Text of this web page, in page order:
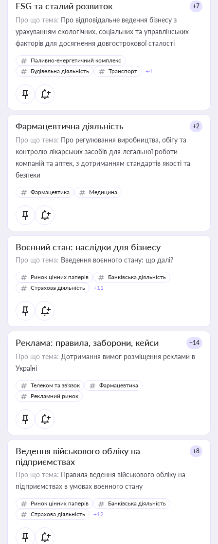
ESG та сталий розвиток +7
Про що тема: Про відповідальне ведення бізнесу з
урахуванням екологічних, соціальних та управлінських
факторів для досягнення довгострокової сталості
Паливно-енергетичний комплекс
Будівельна діяльність
Транспорт +4
Фармацевтична діяльність +2
Про що тема: Про регулювання виробництва, обігу та
контролю лікарських засобів для легальної роботи
компаній та аптек, з дотриманням стандартів якості та
безпеки
Фармацевтика Медицина
Воєнний стан: наслідки для бізнесу
Про що тема: Введення воєнного стану: що далі?
Ринок цінних паперів
Банківська діяльність
Страхова діяльність
+11
Реклама: правила, заборони, кейси +14
Про що тема: Дотримання вимог розміщення реклами в
Україні
Телеком та зв'язок
Фармацевтика
Рекламний ринок
Ведення військового обліку на
підприємствах
+8
Про що тема: Правила ведення військового обліку на
підприємствах в умовах воєнного стану
Ринок цінних паперів
Банківська діяльність
Страхова діяльність
+12